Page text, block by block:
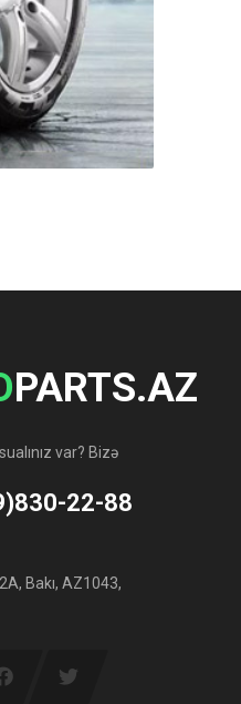
PARTS.AZ
var? Bizə
22-88
Bakı, AZ1043,